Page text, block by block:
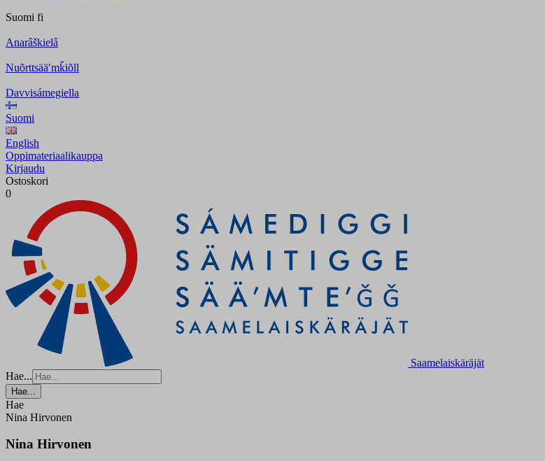
Suomi fi
Anarâškielâ
Nuõrttsääʹmǩiõll
Davvisámegiella
Suomi
English
Oppimateriaalikauppa
Kirjaudu
Ostoskori
0
Saamelaiskäräjät
Hae...
Hae...
Hae
Nina Hirvonen
Nina Hirvonen